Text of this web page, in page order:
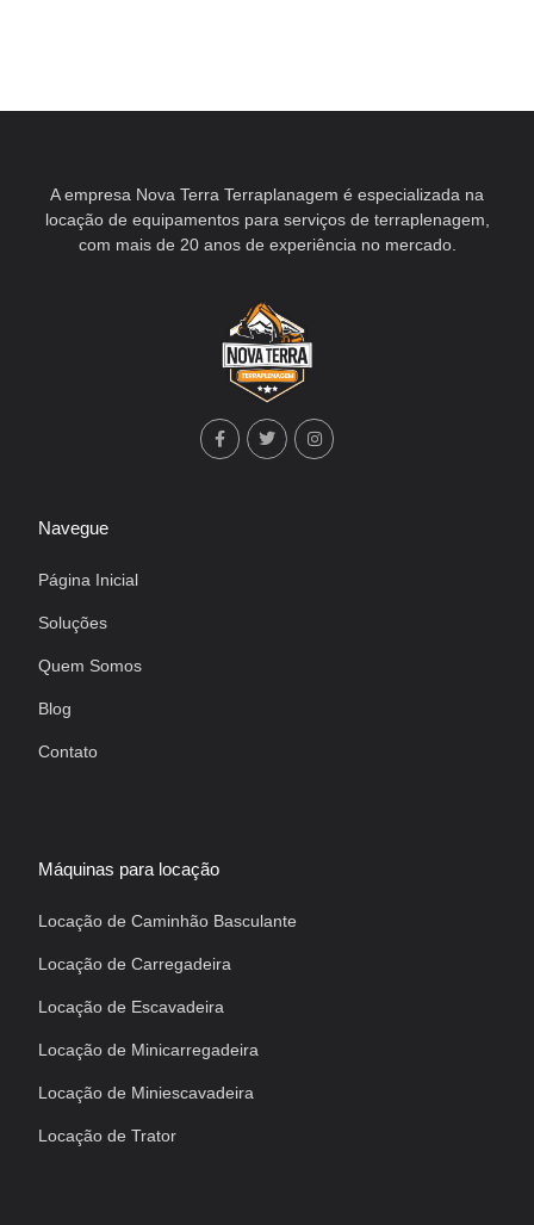
A empresa Nova Terra Terraplanagem é especializada na
locação de equipamentos para serviços de terraplenagem,
com mais de 20 anos de experiência no mercado.
Navegue
Página Inicial
Soluções
Quem Somos
Blog
Contato
Máquinas para locação
Locação de Caminhão Basculante
Locação de Carregadeira
Locação de Escavadeira
Locação de Minicarregadeira
Locação de Miniescavadeira
Locação de Trator